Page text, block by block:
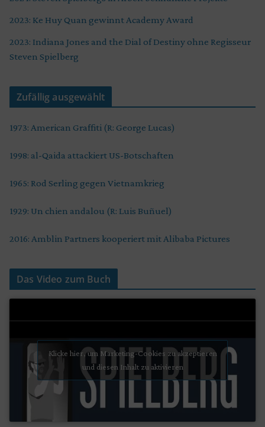
2023: Ke Huy Quan gewinnt Academy Award
2023: Indiana Jones and the Dial of Destiny ohne Regisseur
Steven Spielberg
Zufällig ausgewählt
1973: American Graffiti (R: George Lucas)
1998: al-Qaida attackiert US-Botschaften
1965: Rod Serling gegen Vietnamkrieg
1929: Un chien andalou (R: Luis Buñuel)
2016: Amblin Partners kooperiert mit Alibaba Pictures
Das Video zum Buch
Klicke hier, um Marketing-Cookies zu akzeptieren
und diesen Inhalt zu aktivieren